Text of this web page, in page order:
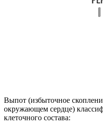
Выпот (избыточное
окружающем сердце)
клеточного состава: